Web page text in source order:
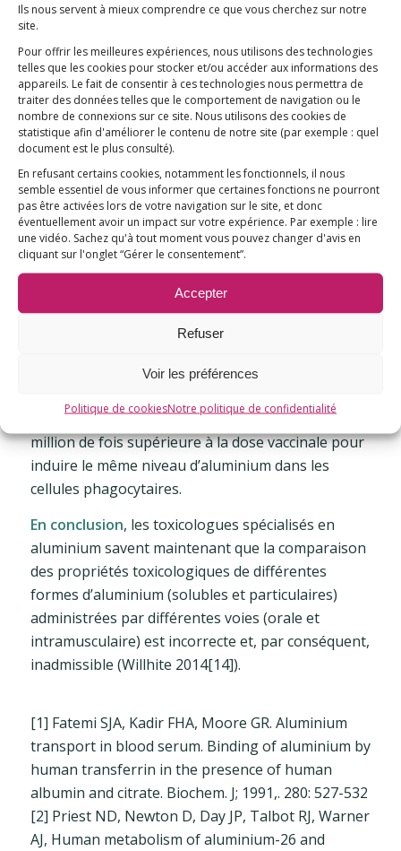
Ils nous servent à mieux comprendre ce que vous cherchez sur notre
site.
Pour offrir les meilleures expériences, nous utilisons des technologies
telles que les cookies pour stocker et/ou accéder aux informations des
appareils. Le fait de consentir à ces technologies nous permettra de
traiter des données telles que le comportement de navigation ou le
nombre de connexions sur ce site. Nous utilisons des cookies de
statistique afin d'améliorer le contenu de notre site (par exemple : quel
document est le plus consulté).
En refusant certains cookies, notamment les fonctionnels, il nous
semble essentiel de vous informer que certaines fonctions ne pourront
pas être activées lors de votre navigation sur le site, et donc
éventuellement avoir un impact sur votre expérience. Par exemple : lire
une vidéo. Sachez qu'à tout moment vous pouvez changer d'avis en
cliquant sur l'onglet “Gérer le consentement”.
Accepter
Refuser
Voir les préférences
Politique de cookiesNotre politique de confidentialité
poids du corps – Lee 1993[8]). Cette incorporation
dans les cellules phagocytaires induit une survie
cellulaire à long terme (Hamilton 2000[9]) et
entrave la solubilisation des particules (Gherardi
2015[10]). Elle permet les effets adjuvants
immunologiques puissants de l’hydroxyde
l’activation des cellules immunitaires dans les
organes distants (Wang 2012[12]) et le transfert
de matière intercellulaire vers un vaste réseau de
cellules présentatrices d’antigènes (Carbone
2004[13]).
Si l’on estime que l’espace de diffusion d’un
adjuvant injecté localement sous forme
poids corporel avant la solubilisation de la
dose orale d’aluminium devrait être environ 1
million de fois supérieure à la dose vaccinale pour
induire le même niveau d’aluminium dans les
cellules phagocytaires.
En conclusion, les toxicologues spécialisés en
aluminium savent maintenant que la comparaison
des propriétés toxicologiques de différentes
formes d’aluminium (solubles et particulaires)
administrées par différentes voies (orale et
intramusculaire) est incorrecte et, par conséquent,
inadmissible (Willhite 2014[14]).
[1] Fatemi SJA, Kadir FHA, Moore GR. Aluminium
transport in blood serum. Binding of aluminium by
human transferrin in the presence of human
albumin and citrate. Biochem. J; 1991,. 280: 527-532
[2] Priest ND, Newton D, Day JP, Talbot RJ, Warner
AJ, Human metabolism of aluminium-26 and